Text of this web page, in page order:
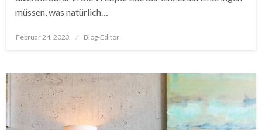
müssen, was natürlich…
Posted
Februar 24, 2023 Blog-Editor